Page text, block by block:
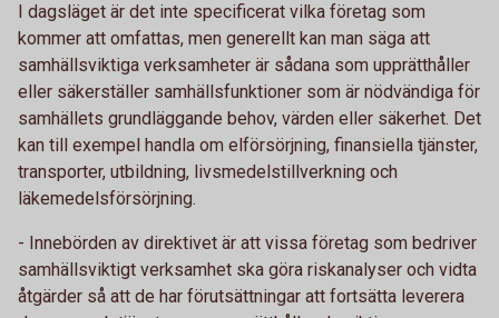
I dagsläget är det inte specificerat vilka företag som
kommer att omfattas, men generellt kan man säga att
samhällsviktiga verksamheter är sådana som upprätthåller
eller säkerställer samhällsfunktioner som är nödvändiga för
samhällets grundläggande behov, värden eller säkerhet. Det
kan till exempel handla om elförsörjning, finansiella tjänster,
transporter, utbildning, livsmedelstillverkning och
läkemedelsförsörjning.
- Innebörden av direktivet är att vissa företag som bedriver
samhällsviktigt verksamhet ska göra riskanalyser och vidta
åtgärder så att de har förutsättningar att fortsätta leverera